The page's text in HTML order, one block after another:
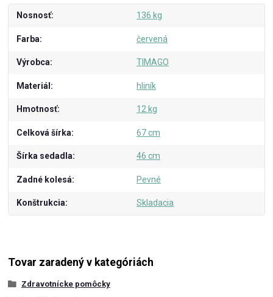
Nosnosť 136 kg
Farba červená
Výrobca TIMAGO
Materiál hliník
Hmotnosť 12 kg
Celková šírka 67 cm
Šírka sedadla 46 cm
Zadné kolesá Pevné
Konštrukcia Skladacia
Tovar zaradený v kategóriách
Zdravotnícke pomôcky